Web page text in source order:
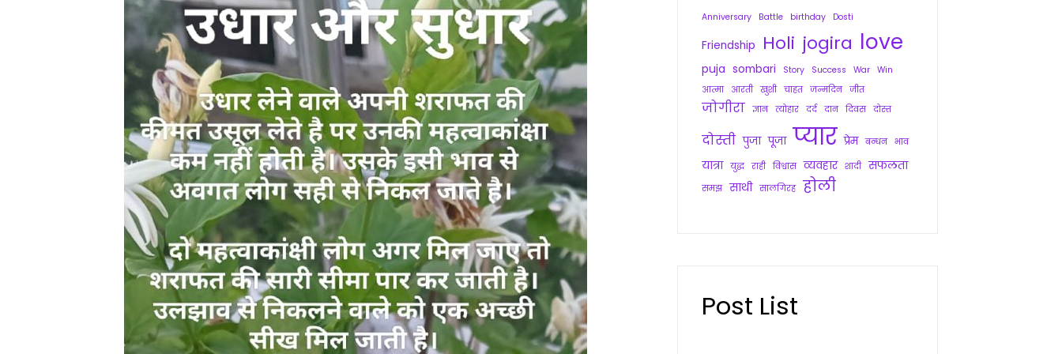
Anniversary Battle birthday Dosti
Friendship Holi jogira love
puja sombari Story Success War
Win
आत्मा
आरती खुशी चाहत जन्मदिन जीत
जोगीरा ज्ञान त्योहार दर्द दान दिवस दोस्त
दोस्ती पुजा पूजा प्यार प्रेम बन्धन भाव
यात्रा युद्ध राही विश्वास व्यवहार शादी सफलता
समझ साथी सालगिरह होली
Post List